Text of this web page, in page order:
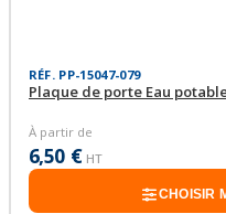
RÉF. PP-15047-079
Plaque de porte Eau
À partir de
6,50 € HT
CHOISIR